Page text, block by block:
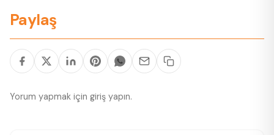
Paylaş
Yorum yapmak için giriş yapın.